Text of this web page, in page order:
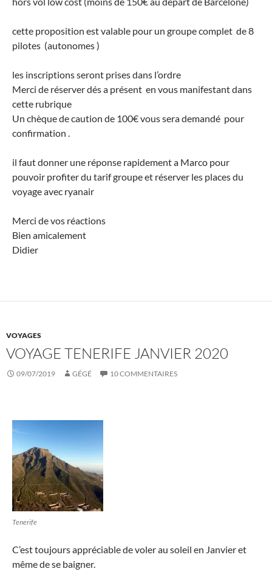
cette proposition est valable pour un groupe complet de 8
pilotes (autonomes )
les inscriptions seront prises dans l’ordre
Merci de réserver dés a présent en vous manifestant dans
cette rubrique
Un chèque de caution de 100€ vous sera demandé pour
confirmation .
il faut donner une réponse rapidement a Marco pour
pouvoir profiter du tarif groupe et réserver les places du
voyage avec ryanair
Merci de vos réactions
Bien amicalement
Didier
VOYAGES
VOYAGE TENERIFE JANVIER 2020
09/07/2019 GÉGÉ 10 COMMENTAIRES
Tenerife
C’est toujours appréciable de voler au soleil en Janvier et
même de se baigner.